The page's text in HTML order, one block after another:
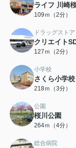
ライフ 川崎
109ｍ（2分）
ドラッグストア
クリエイト
127ｍ（2分）
小学校
さくら小学校
218ｍ（3分）
公園
桜川公園
264ｍ（4分）
総合病院